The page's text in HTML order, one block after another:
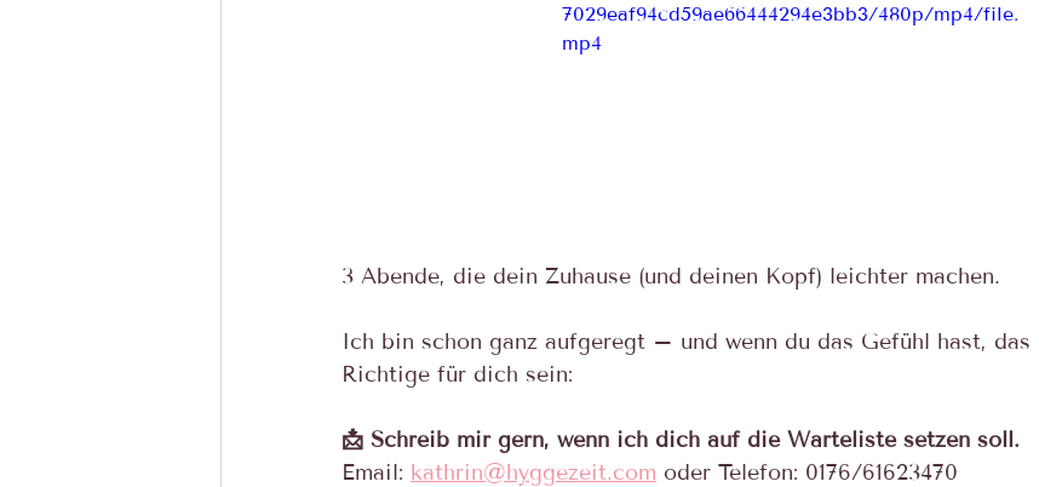
7029eaf94cd59ae66444294e3bb3/480p/mp4/file.
mp4
3 Abende, die dein Zuhause (und deinen Kopf) leichter machen.
Ich bin schon ganz aufgeregt – und wenn du das Gefühl hast, das
Richtige für dich sein:
📩 Schreib mir gern, wenn ich dich auf die Warteliste setzen soll.
Email: kathrin@hyggezeit.com oder Telefon: 0176/61623470